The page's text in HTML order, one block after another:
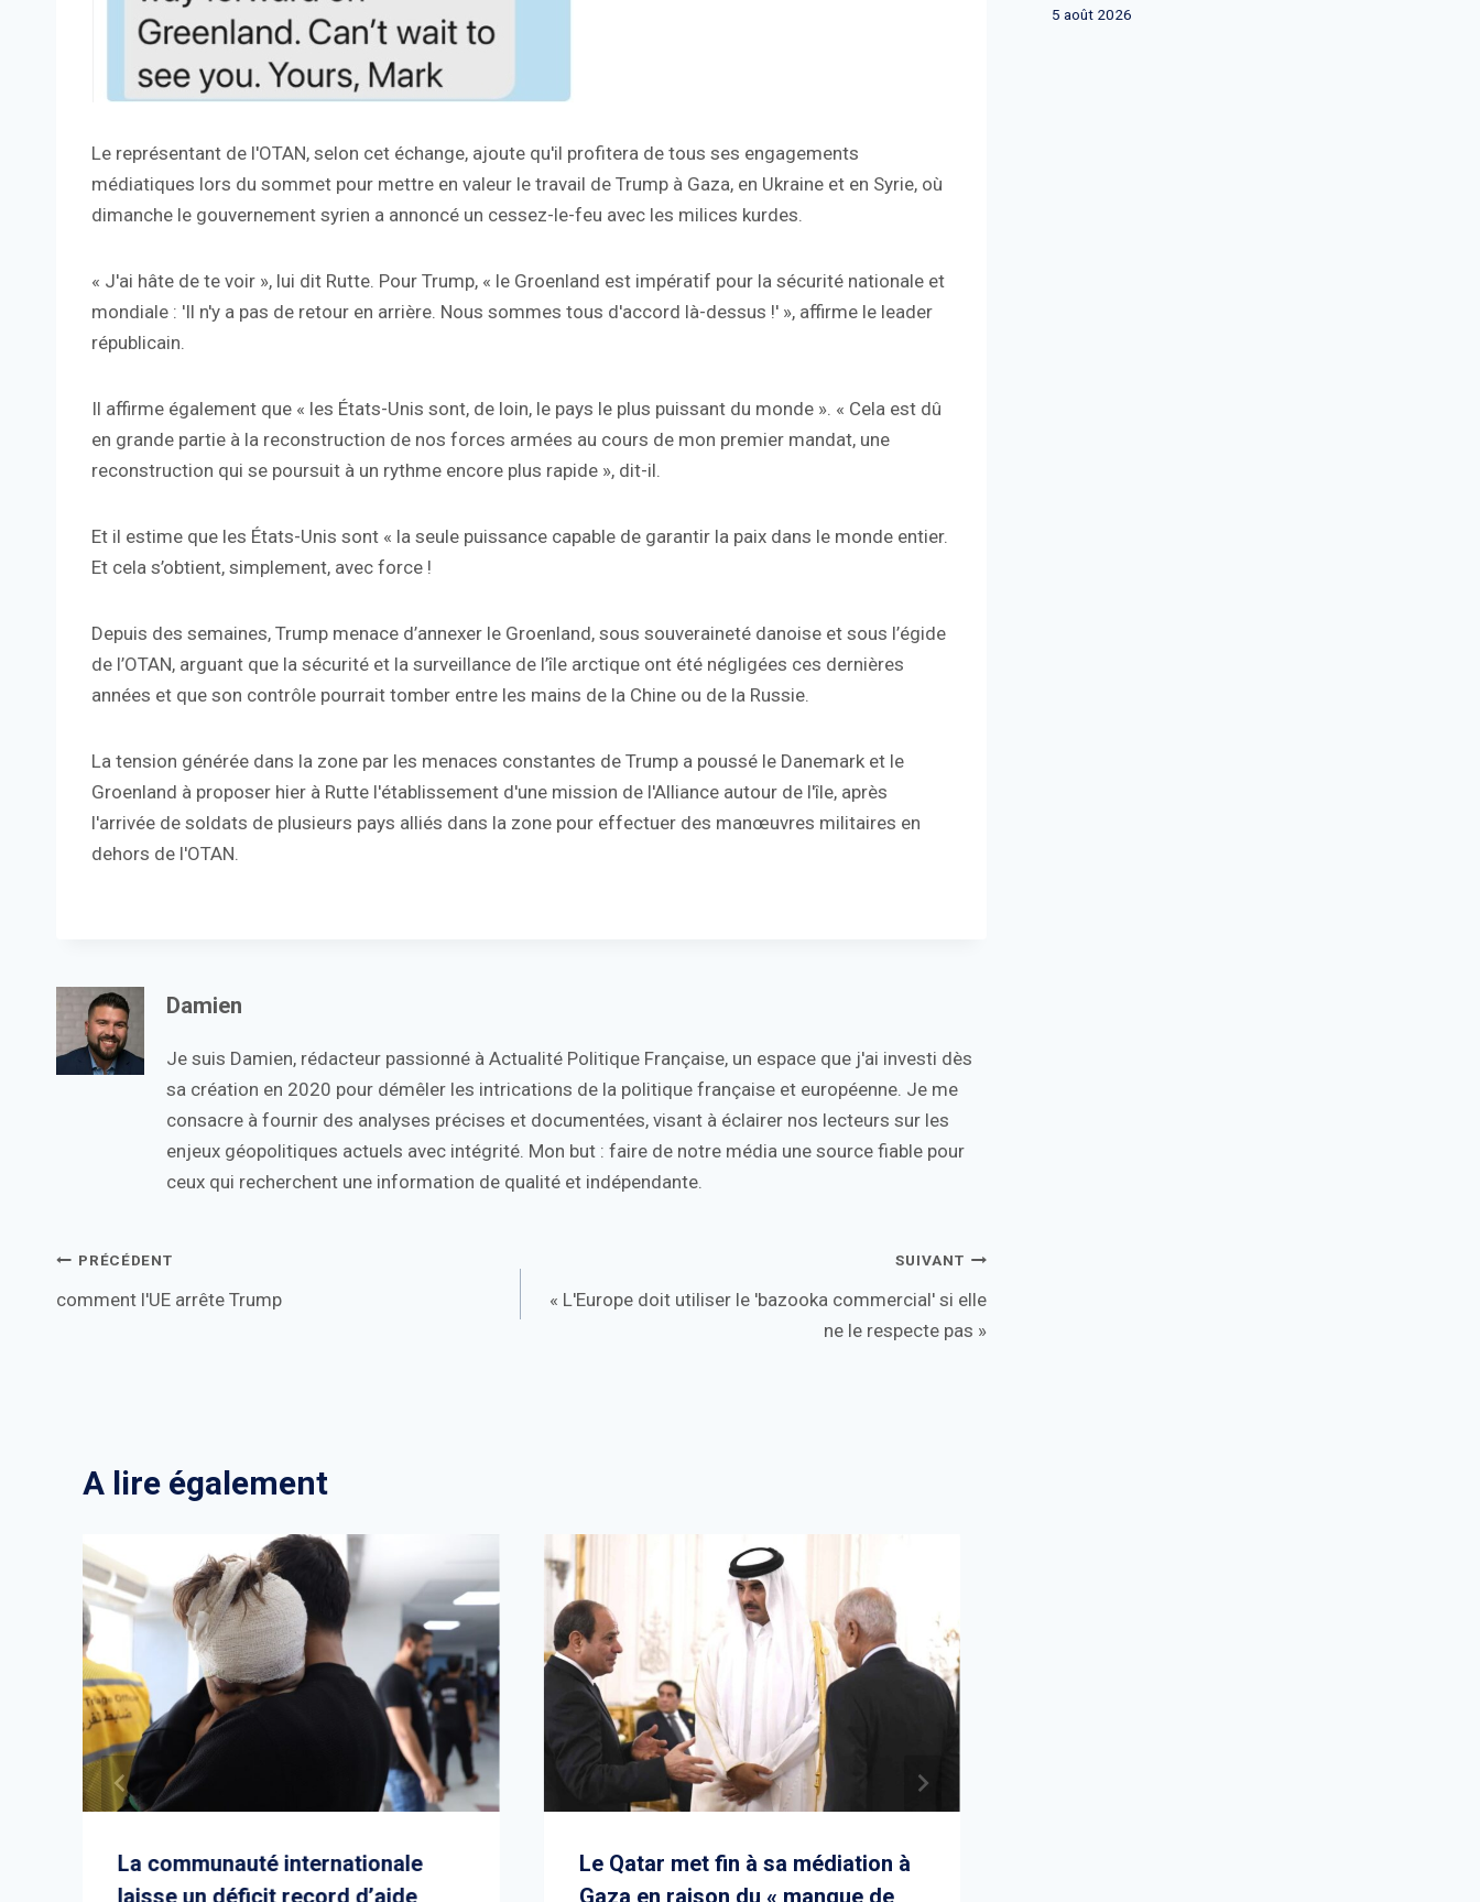
Le représentant de l'OTAN, selon cet échange, ajoute qu'il profitera de tous ses engagements
médiatiques lors du sommet pour mettre en valeur le travail de Trump à Gaza, en Ukraine et en Syrie, où
dimanche le gouvernement syrien a annoncé un cessez-le-feu avec les milices kurdes.
« J'ai hâte de te voir », lui dit Rutte. Pour Trump, « le Groenland est impératif pour la sécurité nationale et
mondiale : 'Il n'y a pas de retour en arrière. Nous sommes tous d'accord là-dessus !' », affirme le leader
républicain.
Il affirme également que « les États-Unis sont, de loin, le pays le plus puissant du monde ». « Cela est dû
en grande partie à la reconstruction de nos forces armées au cours de mon premier mandat, une
reconstruction qui se poursuit à un rythme encore plus rapide », dit-il.
Et il estime que les États-Unis sont « la seule puissance capable de garantir la paix dans le monde entier.
Et cela s’obtient, simplement, avec force !
Depuis des semaines, Trump menace d’annexer le Groenland, sous souveraineté danoise et sous l’égide
de l’OTAN, arguant que la sécurité et la surveillance de l’île arctique ont été négligées ces dernières
années et que son contrôle pourrait tomber entre les mains de la Chine ou de la Russie.
La tension générée dans la zone par les menaces constantes de Trump a poussé le Danemark et le
Groenland à proposer hier à Rutte l'établissement d'une mission de l'Alliance autour de l'île, après
l'arrivée de soldats de plusieurs pays alliés dans la zone pour effectuer des manœuvres militaires en
dehors de l'OTAN.
Damien
Je suis Damien, rédacteur passionné à Actualité Politique Française, un espace que j'ai investi dès
sa création en 2020 pour démêler les intrications de la politique française et européenne. Je me
consacre à fournir des analyses précises et documentées, visant à éclairer nos lecteurs sur les
enjeux géopolitiques actuels avec intégrité. Mon but : faire de notre média une source fiable pour
ceux qui recherchent une information de qualité et indépendante.
Navigation
de
PRÉCÉDENT
comment l'UE arrête Trump
SUIVANT
« L'Europe doit utiliser le 'bazooka commercial' si elle
ne le respecte pas »
A lire également
La communauté internationale
laisse un déficit record d’aide
Le Qatar met fin à sa médiation à
Gaza en raison du « manque de
5 août 2026